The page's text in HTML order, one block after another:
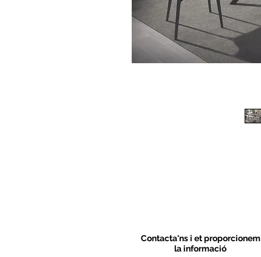
Contacta'ns i et proporcionem
la informació